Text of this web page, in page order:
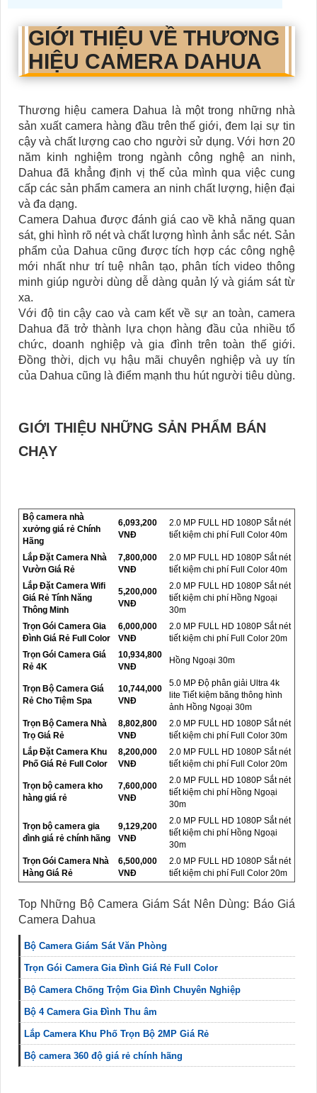
GIỚI THIỆU VỀ THƯƠNG
HIỆU CAMERA DAHUA
Thương hiệu camera Dahua là một trong những nhà
sản xuất camera hàng đầu trên thế giới, đem lại sự tin
cậy và chất lượng cao cho người sử dụng. Với hơn 20
năm kinh nghiệm trong ngành công nghệ an ninh,
Dahua đã khẳng định vị thế của mình qua việc cung
cấp các sản phẩm camera an ninh chất lượng, hiện đại
và đa dạng.
Camera Dahua được đánh giá cao về khả năng quan
sát, ghi hình rõ nét và chất lượng hình ảnh sắc nét. Sản
phẩm của Dahua cũng được tích hợp các công nghệ
mới nhất như trí tuệ nhân tạo, phân tích video thông
minh giúp người dùng dễ dàng quản lý và giám sát từ
xa.
Với độ tin cậy cao và cam kết về sự an toàn, camera
Dahua đã trở thành lựa chọn hàng đầu của nhiều tổ
chức, doanh nghiệp và gia đình trên toàn thế giới.
Đồng thời, dịch vụ hậu mãi chuyên nghiệp và uy tín
của Dahua cũng là điểm mạnh thu hút người tiêu dùng.
GIỚI THIỆU NHỮNG SẢN PHẨM BÁN
CHẠY
Bộ camera nhà
xưởng giá rẻ Chính
Hãng
6,093,200
VNĐ
2.0 MP FULL HD 1080P Sắt nét
tiết kiệm chi phí Full Color 40m
Lắp Đặt Camera Nhà
Vườn Giá Rẻ
7,800,000
VNĐ
2.0 MP FULL HD 1080P Sắt nét
tiết kiệm chi phí Full Color 40m
Lắp Đặt Camera Wifi
Giá Rẻ Tính Năng
Thông Minh
5,200,000
VNĐ
2.0 MP FULL HD 1080P Sắt nét
tiết kiệm chi phí Hồng Ngoại
30m
Trọn Gói Camera Gia
Đình Giá Rẻ Full Color
6,000,000
VNĐ
2.0 MP FULL HD 1080P Sắt nét
tiết kiệm chi phí Full Color 20m
Trọn Gói Camera Giá
Rẻ 4K
10,934,800
VNĐ
Hồng Ngoại 30m
Trọn Bộ Camera Giá
Rẻ Cho Tiệm Spa
10,744,000
VNĐ
5.0 MP Độ phân giải Ultra 4k
lite Tiết kiệm băng thông hình
ảnh Hồng Ngoại 30m
Trọn Bộ Camera Nhà
Trọ Giá Rẻ
8,802,800
VNĐ
2.0 MP FULL HD 1080P Sắt nét
tiết kiệm chi phí Full Color 30m
Lắp Đặt Camera Khu
Phố Giá Rẻ Full Color
8,200,000
VNĐ
2.0 MP FULL HD 1080P Sắt nét
tiết kiệm chi phí Full Color 20m
Trọn bộ camera kho
hàng giá rẻ
7,600,000
VNĐ
2.0 MP FULL HD 1080P Sắt nét
tiết kiệm chi phí Hồng Ngoại
30m
Trọn bộ camera gia
đình giá rẻ chính hãng
9,129,200
VNĐ
2.0 MP FULL HD 1080P Sắt nét
tiết kiệm chi phí Hồng Ngoại
30m
Trọn Gói Camera Nhà
Hàng Giá Rẻ
6,500,000
VNĐ
2.0 MP FULL HD 1080P Sắt nét
tiết kiệm chi phí Full Color 20m
Top Những Bộ Camera Giám Sát Nên Dùng: Báo Giá
Camera Dahua
Bộ Camera Giám Sát Văn Phòng
Trọn Gói Camera Gia Đình Giá Rẻ Full Color
Bộ Camera Chống Trộm Gia Đình Chuyên Nghiệp
Bộ 4 Camera Gia Đình Thu âm
Lắp Camera Khu Phố Trọn Bộ 2MP Giá Rẻ
Bộ camera 360 độ giá rẻ chính hãng